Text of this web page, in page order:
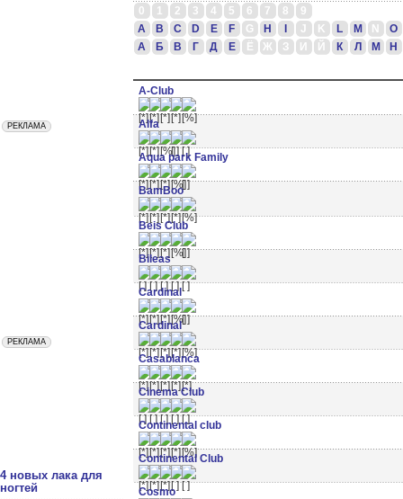
4 новых лака для
ногтей
0 1 2 3 4 5 6 7 8
9
A
B C D E F G H J K L M N
O
А
Б В Г Д Е Ё Ж З И Й К Л М Н
A-Club
Alfa
Aqua park Family
BamBoo
Beis Club
Bileas
Cardinal
Cardinal
Casablanca
Cinema Club
Continental club
Continental Club
Cosmo